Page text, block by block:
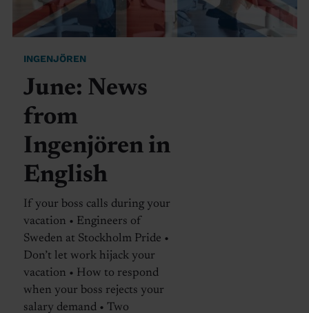
INGENJÖREN
June: News
from
Ingenjören in
English
If your boss calls during your
vacation • Engineers of
Sweden at Stockholm Pride •
Don’t let work hijack your
vacation • How to respond
when your boss rejects your
salary demand • Two